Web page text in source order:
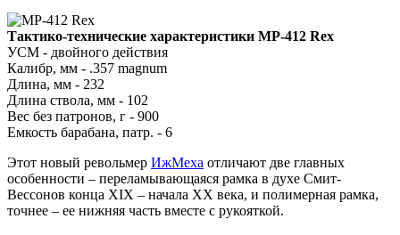
Тактико-технические характеристики MP-412 Rex
УСМ - двойного действия
Калибр, мм - .357 magnum
Длина, мм - 232
Длина ствола, мм - 102
Вес без патронов, г - 900
Емкость барабана, патр. - 6
Этот новый револьмер ИжМеха отличают две главных
особенности – переламывающаяся рамка в духе Смит-
Вессонов конца XIX – начала ХХ века, и полимерная рамка,
точнее – ее нижняя часть вместе с рукояткой.